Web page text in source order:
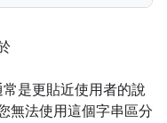
常是更貼近使用者的說
無法使用這個字串區分